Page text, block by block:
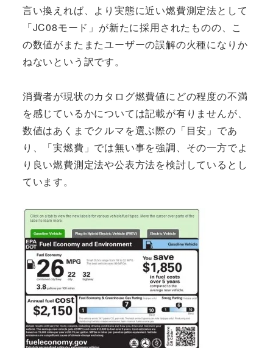
言い換えれば、より実態に近い燃費測定法として
「JC08モード」が新たに採用されたものの、こ
の数値がまたまたユーザーの誤解の火種になりか
ねないという訳です。
消費者が現状のカタログ燃費値にどの程度の不満
を感じているかについては記載が有りませんが、
数値はあくまでクルマを選ぶ際の「目安」であ
り、「実燃費」では無い事を強調、その一方でよ
り良い燃費測定法や公表方法を検討しているとし
ています。